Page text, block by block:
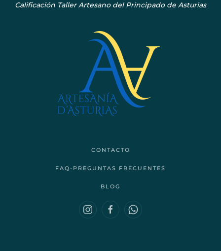
Calificación Taller Artesano del Principado de Asturias
CONTACTO
FAQ-PREGUNTAS FRECUENTES
BLOG